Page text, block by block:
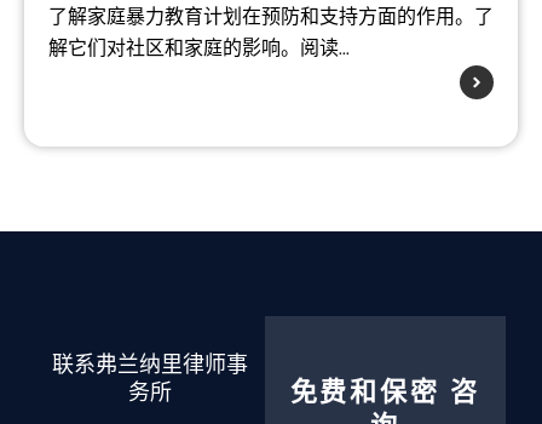
了解家庭暴力教育计划在预防和支持方面的作用。了
解它们对社区和家庭的影响。阅读...
联系弗兰纳里律师事
务所 免费和保密 咨